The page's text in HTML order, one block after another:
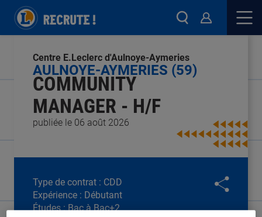
publiée le 06 août 2026
COMMUNITY
MANAGER - H/F
AULNOYE-AYMERIES (59)
Centre E.Leclerc d'Aulnoye-Aymeries
Type de contrat : CDD
Expérience : Débutant
Études :Bac à Bac+2